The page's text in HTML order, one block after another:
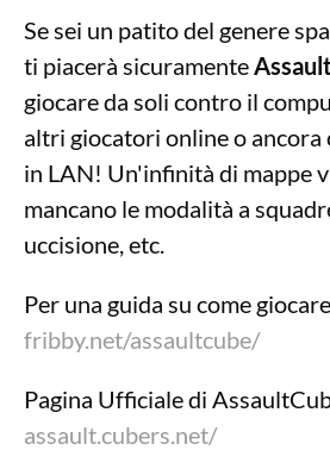
Se sei un patito del genere
ti piacerà sicuramente
giocare da soli contro il
altri giocatori online o ancora
in LAN! Un'infinità di mappe
mancano le modalità a
uccisione, etc.
Per una guida su come
fribby.net/assaultcube/
Pagina Ufficiale di
assault.cubers.net/